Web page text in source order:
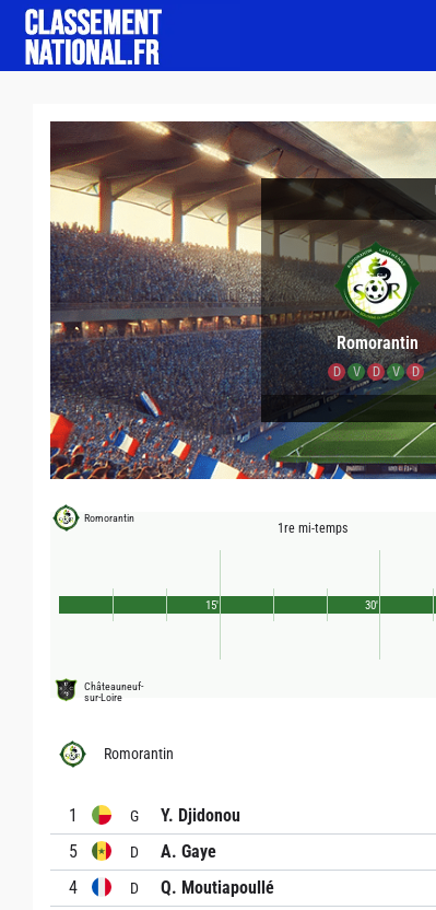
Romorantin
D V D V D
Romorantin
1re mi-temps
Châteauneuf-
sur-Loire
15' 30'
Romorantin
1 G
Y. Djidonou
5
D
A. Gaye
4
D
Q. Moutiapoullé